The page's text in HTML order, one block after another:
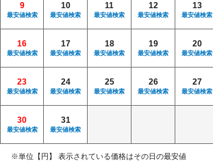
9
最安値検索
10
最安値検索
11
最安値検索
12
最安値検索
13
最安値検索
16
最安値検索
17
最安値検索
18
最安値検索
19
最安値検索
20
最安値検索
23
最安値検索
24
最安値検索
25
最安値検索
26
最安値検索
27
最安値検索
30
最安値検索
31
最安値検索
※単位【円】 表示されている価格はその日の最安値